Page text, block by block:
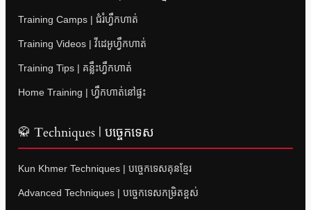
Training Camps | ជំរំហ្វឹកហាត់
Training Videos | វីដេអូហ្វឹកហាត់
Training Tips | គន្លឹះហ្វឹកហាត់
Home Training | ហ្វឹកហាត់នៅផ្ទះ
🥋 Techniques | បច្ចេកទេស
Kun Khmer Techniques | បច្ចេកទេសគុនខ្មែរ
Advanced Techniques | បច្ចេកទេសកម្រិតខ្ពស់